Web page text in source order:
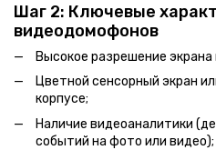
Шаг 2: Ключевые
видеодомофонов
Высокое разрешение
Цветной сенсорный экран
корпусе;
Наличие видеоаналитики
событий на фото или видео);